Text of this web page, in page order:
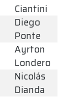
Ciantini
Diego
Ponte
Ayrton
Londero
Nicolás
Dianda